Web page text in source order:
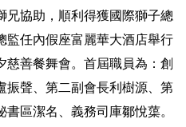
兄協助，順利得獲國際獅子總
監任內假座富麗華大酒店舉行
善餐舞會。首屆職員為：創
振聲、第二副會長利樹源、第
區潔名、義務司庫鄒悅蕖。